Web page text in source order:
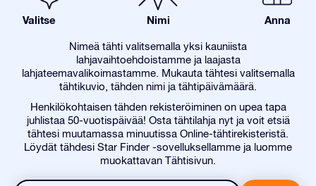
Valitse Nimi Anna
Nimeä tähti valitsemalla yksi kauniista
lahjavaihtoehdoistamme ja laajasta
lahjateemavalikoimastamme. Mukauta tähtesi valitsemalla
tähtikuvio, tähden nimi ja tähtipäivämäärä.
Henkilökohtaisen tähden rekisteröiminen on upea tapa
juhlistaa 50-vuotispäivää! Osta tähtilahja nyt ja voit etsiä
tähtesi muutamassa minuutissa Online-tähtirekisteristä.
Löydät tähdesi Star Finder -sovelluksellamme ja luomme
muokattavan Tähtisivun.